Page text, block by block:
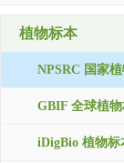
植物标本
NPSRC 国家
GBIF 全球植
iDigBio 植物标